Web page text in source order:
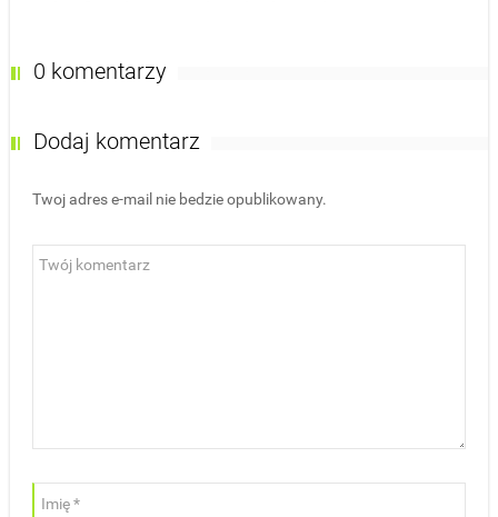
0 komentarzy
Dodaj komentarz
Twoj adres e-mail nie bedzie opublikowany.